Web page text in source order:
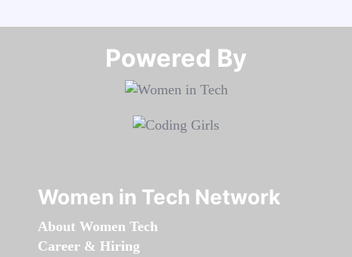
Powered By​​​​​​​
Women in Tech Network
About Women Tech
Career & Hiring